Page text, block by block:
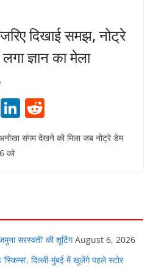
दिखाई समझ, नोट्रे
ज्ञान का मेला
E
m
Li
n
k
e
d
संगम देखने को मिला जब नोट्रे डेम
को
सरस्वती’ की शूटिंग August 6, 2026
दिल्ली-मुंबई में खुलेंगे पहले स्टोर